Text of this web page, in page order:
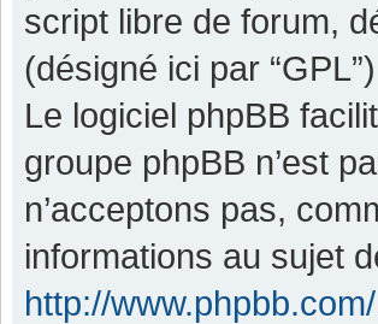
script libre de forum,
(désigné ici par
Le logiciel phpBB
groupe phpBB n’est
n’acceptons pas,
informations au sujet
http://www.phpbb.com/